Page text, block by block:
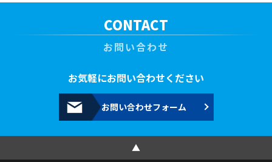
CONTACT
お問い合わせ
お気軽にお問い合わせください
お問い合わせフォーム
▲